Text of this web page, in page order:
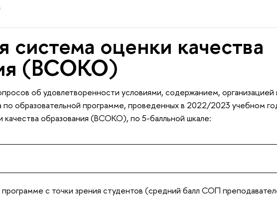
система оценки качества
(ВСОКО)
об удовлетворенности условиями, содержанием, организацией
по образовательной программе, проведенных в 2022/2023 учебном
качества образования (ВСОКО), по 5-балльной шкале:
с точки зрения студентов (средний балл СОП